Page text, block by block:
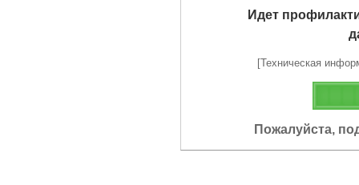
Идет
[Техническая
Пожалуйста,